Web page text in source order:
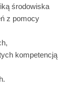
środowiska
z pomocy
kompetencją